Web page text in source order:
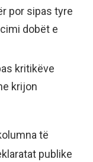
por sipas tyre
dobët e
kritikëve
krijon
të
publike